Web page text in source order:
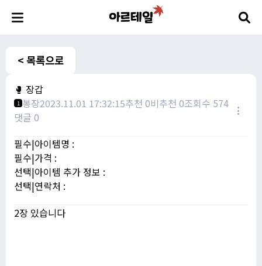
< 목록으로
🥊 장갑
1 봉장2023.11.01 17:32:15추천 0비추천 0조회수 574
댓글 0
필수|아이템명 :
필수|가격 :
선택|아이템 추가 정보 :
선택|연락처 :
2장 있습니다